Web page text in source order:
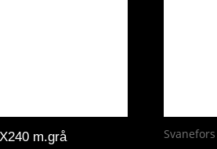
m.grå
Svanefors